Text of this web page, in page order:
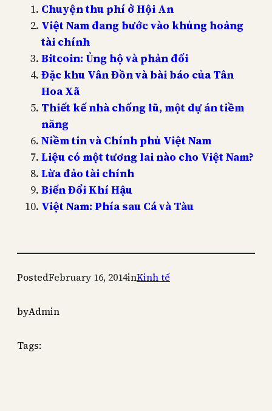
Chuyện thu phí ở Hội An
Việt Nam đang bước vào khủng hoảng
tài chính
Bitcoin: Ủng hộ và phản đối
Đặc khu Vân Đồn và bài báo của Tân
Hoa Xã
Thiết kế nhà chống lũ, một dự án tiềm
năng
Niềm tin và Chính phủ Việt Nam
Liệu có một tương lai nào cho Việt Nam?
Lừa đảo tài chính
Biến Đổi Khí Hậu
Việt Nam: Phía sau Cá và Tàu
PostedFebruary 16, 2014inKinh tế
byAdmin
Tags: